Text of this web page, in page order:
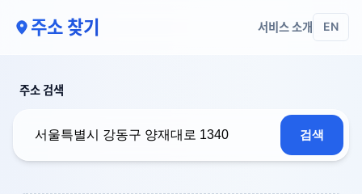
주소 찾기 서비스 소개 EN
주소 검색
검색